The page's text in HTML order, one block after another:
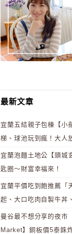
最新文章
宜蘭五結親子包棟【小
梯、球池玩到瘋！大人
宜蘭泡麵土地公【頭城
匙圈～財富幸福來！
宜蘭平價吃到飽推薦「
起、大口吃肉自製牛丼
曼谷最不想分享的夜市
Market】銅板價5泰銖